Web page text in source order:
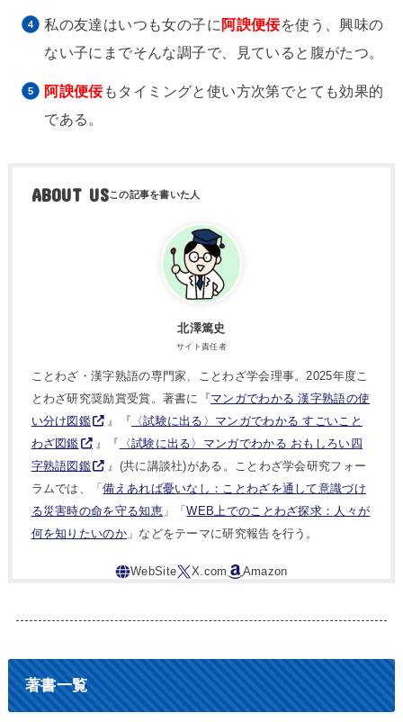
私の友達はいつも女の子に 阿諛便佞を使う、興味の
ない子にまでそんな調子で、見ていると腹がたつ。
阿諛便佞もタイミングと使い方次第でとても効果的
である。
ABOUT US
北澤篤史
サイト責任者
ことわざ・漢字熟語の専門家、ことわざ学会理事。2025年度こ
とわざ研究奨励賞受賞。著書に『マンガでわかる 漢字熟語の使
い分け図鑑
』『 〈試験に出る〉マンガでわかる すごいこと
わざ図鑑
』『
〈試験に出る〉マンガでわかる おもしろい四
字熟語図鑑
』(共に講談社)がある。ことわざ学会研究フォー
ラムでは、「備えあれば憂いなし：ことわざを通して意識づけ
る災害時の命を守る知恵」「WEB上でのことわざ探求：人々が
何を知りたいのか」などをテーマに研究報告を行う。
著書一覧